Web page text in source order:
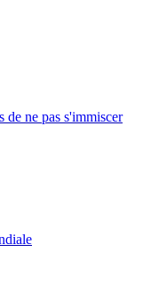
ne pas s'immiscer